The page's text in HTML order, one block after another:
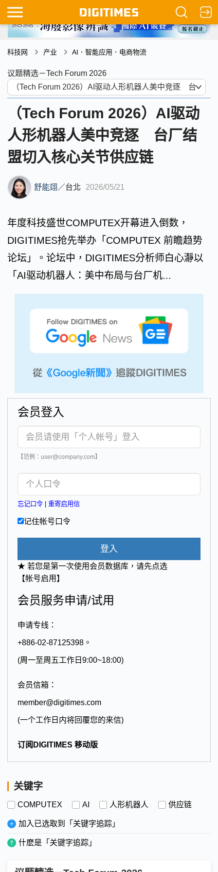
科技网 产业 AI．智能应用．电商物流
议题精选－Tech Forum 2026
（Tech Forum 2026）AI驱动
人形机器人美中竞逐 台厂结
盟切入核心关节供应链
舒能翊 ／台北 2026/05/21
年度科技盛世COMPUTEX开幕进入倒数，
DIGITIMES抢先举办「COMPUTEX 前瞻趋势
论坛」。论坛中，DIGITIMES分析师白心瀞以
「AI驱动机器人：美中布局与台厂机...
会员登入
【范例：user@company.com】
忘记口令 重寄启用信
记住帐号口令
登入
★ 若您是第一次使用会员数据库，请先点选
【帐号启用】
会员服务申请/试用
申请专线：
+886-02-87125398。
(周一至周五工作日9:00~18:00)
会员信箱：
member@digitimes.com
(一个工作日内将回覆您的来信)
订阅DIGITIMES 移动版
关键字
COMPUTEX AI 人形机器人 供应链
加入已选取到「关键字追踪」
什麽是「关键字追踪」